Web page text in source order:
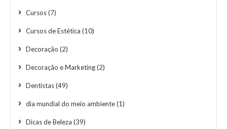
Cursos(7)
Cursos de Estética (10)
Decoração (2)
Decoração e Marketing(2)
Dentistas(49)
dia mundial do meio ambiente(1)
Dicas de Beleza (39)